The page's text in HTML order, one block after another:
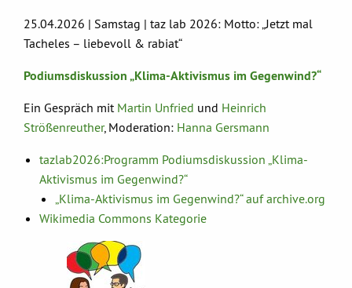
25.04.2026 | Samstag | taz lab 2026: Motto: „Jetzt mal
Tacheles – liebevoll & rabiat“
Podiumsdiskussion „Klima-Aktivismus im Gegenwind?“
Ein Gespräch mit Martin Unfried und Heinrich
Strößenreuther, Moderation: Hanna Gersmann
tazlab2026:Programm Podiumsdiskussion „Klima-
Aktivismus im Gegenwind?“
„Klima-Aktivismus im Gegenwind?“ auf archive.org
Wikimedia Commons Kategorie